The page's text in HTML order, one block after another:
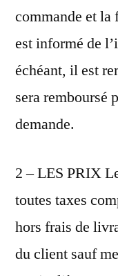
commande et la
est informé de
échéant, il est
sera remboursé
demande.
2 – LES PRIX
toutes taxes
hors frais de
du client sauf